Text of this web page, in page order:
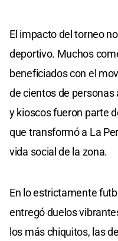
El impacto del torneo
deportivo. Muchos
beneficiados con el
de cientos de
y kioscos fueron parte
que transformó a La
vida social de la zona.
En lo estrictamente
entregó duelos
los más chiquitos, las